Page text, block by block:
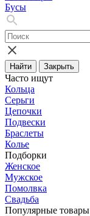
Бусы
Найти Закрыть
Часто ищут
Кольца
Серьги
Цепочки
Подвески
Браслеты
Колье
Подборки
Женское
Мужское
Помолвка
Свадьба
Популярные товары